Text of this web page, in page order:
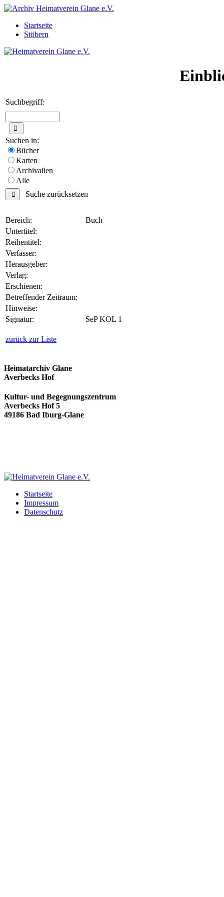
Startseite
Stöbern
Suchbegriff:
Suchen in:
Bücher
Karten
Archivalien
Alle
Suche zurücksetzen
Bereich:
Buch
Untertitel:
Reihentitel:
Verfasser:
Herausgeber:
Verlag:
Erschienen:
Betreffender Zeitraum:
Hinweise:
Signatur:
SeP KOL 1
zurück zur Liste
Heimatarchiv Glane
Averbecks Hof
Kultur- und Begegnungszentrum
Averbecks Hof 5
49186 Bad Iburg-Glane
Startseite
Impressum
Datenschutz